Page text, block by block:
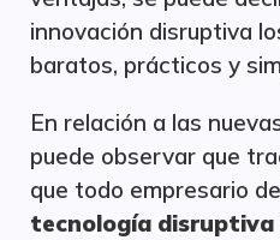
innovación disruptiva
baratos, prácticos y
En relación a las
puede observar que
que todo empresario
tecnología